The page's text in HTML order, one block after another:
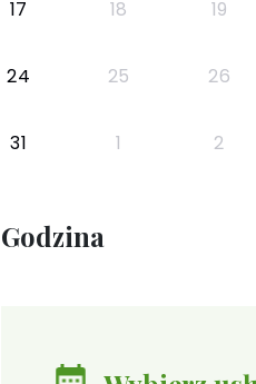
17 18 19
24 25 26
31 1 2
Godzina